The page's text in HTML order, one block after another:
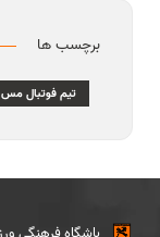
برچسب ها
تیم فوتبال